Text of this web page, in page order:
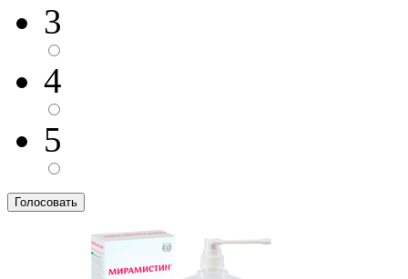
3
4
5